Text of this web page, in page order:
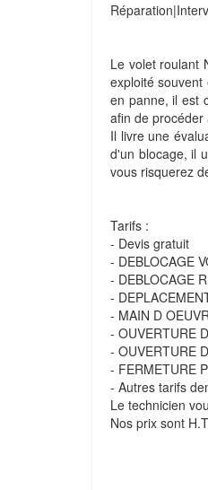
Le volet roulant
exploité
en panne, il est
afin de procéder
Il livre une
d'un blocage, il
vous risquerez
Tarifs :
- Devis gratuit
- DEBLOCAGE
- DEBLOCAGE
-
- MAIN D
- OUVERTURE
- OUVERTURE
- FERMETURE
- Autres tarifs
Le technicien
Nos prix sont